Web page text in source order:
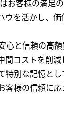
を活かし、
と信頼の高
コストを削
別な記憶と
様の信頼に応